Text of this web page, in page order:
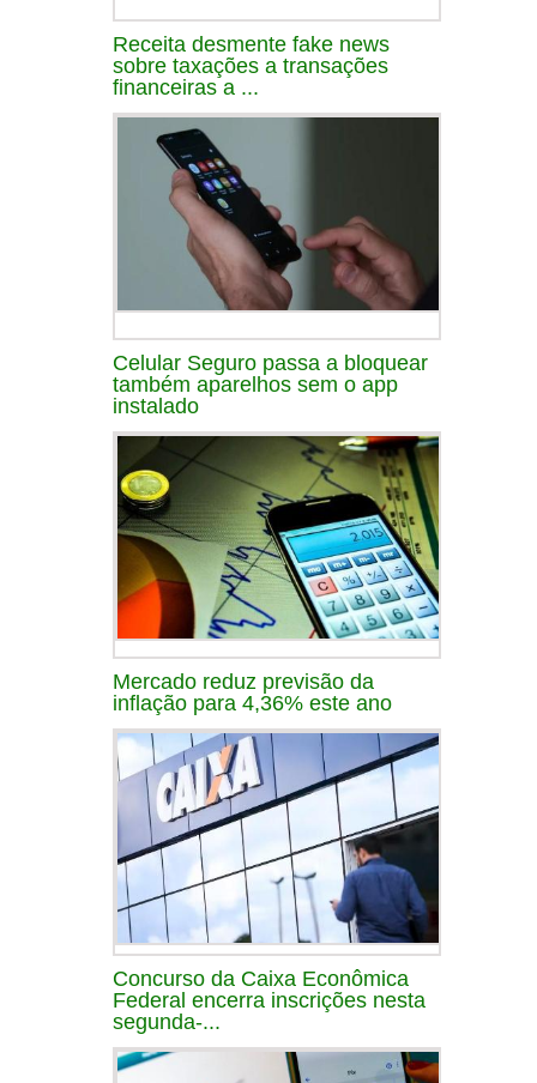
Receita desmente fake news
sobre taxações a transações
financeiras a ...
Celular Seguro passa a bloquear
também aparelhos sem o app
instalado
Mercado reduz previsão da
inflação para 4,36% este ano
Concurso da Caixa Econômica
Federal encerra inscrições nesta
segunda-...